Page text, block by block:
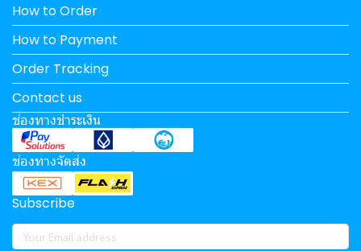
How to Order
How to Payment
Order Tracking
Contact us
ช่องทางชำระเงิน
ช่องทางจัดส่ง
Subscribe